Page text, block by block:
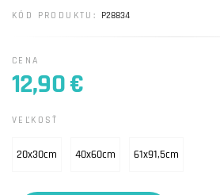
KÓD PRODUKTU: P28834
CENA
12,90 €
VEĽKOSŤ
20x30cm 40x60cm 61x91,5cm